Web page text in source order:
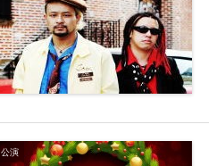
公演